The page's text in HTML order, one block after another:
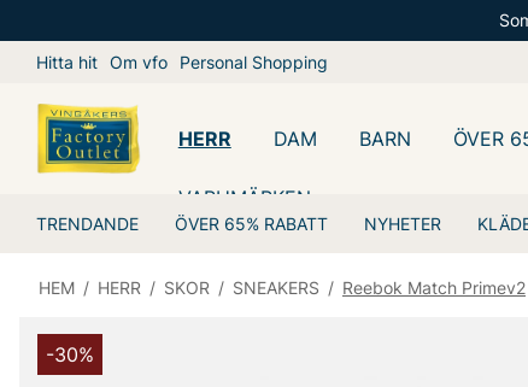
Hitta hit Om vfo Personal Shopping
HERR
TRENDANDE ÖVER 65% RABATT NYHETER
DAM BARN ÖVER
VARUMÄRKEN
HEM / HERR / SKOR / SNEAKERS / Reebok Match Primev2
-30%